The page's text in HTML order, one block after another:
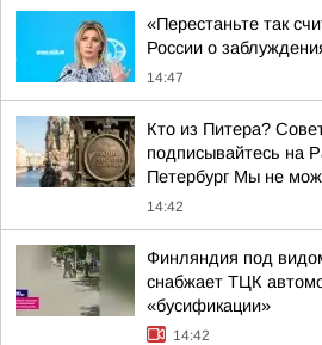
«Перестаньте так
России о
14:47
Кто из Питера?
подписывайтесь на
Петербург Мы не
14:42
Финляндия под
снабжает ТЦК
«бусификации»
14:42